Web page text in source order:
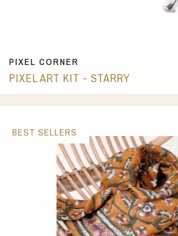
PIXEL CORNER
PIXEL ART KIT - STARRY
BEST SELLERS